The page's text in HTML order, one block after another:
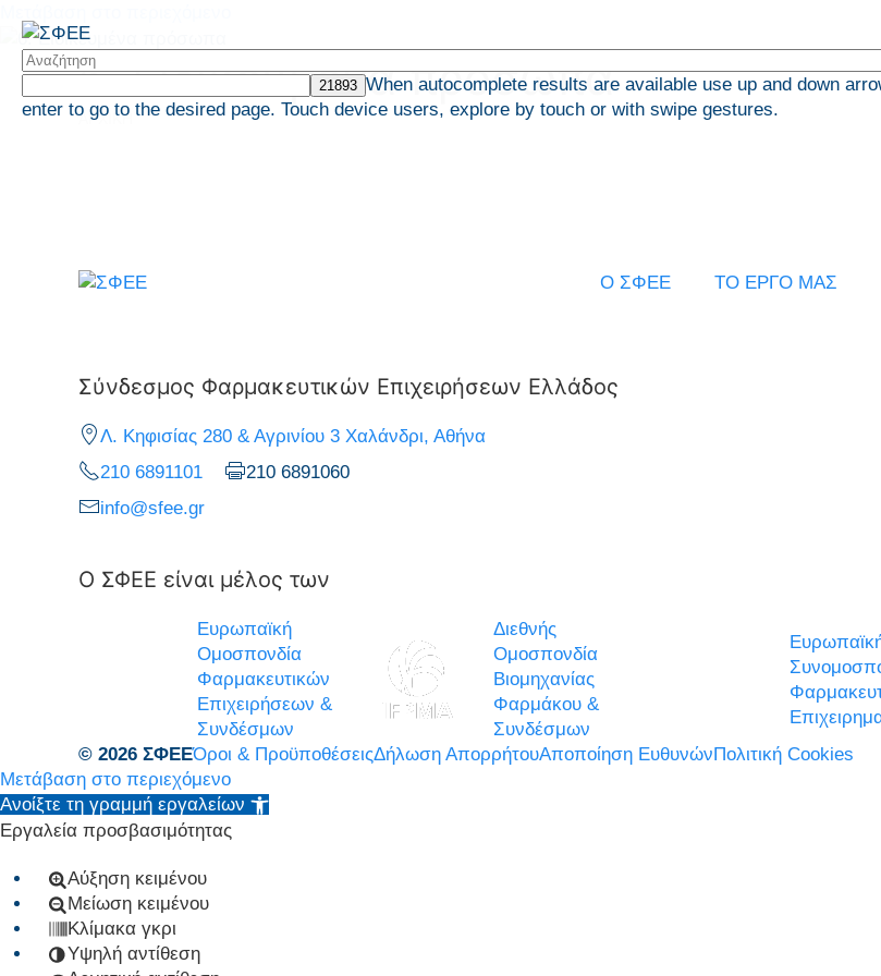
When autocomplete results are available use up and down
enter to go to the desired page. Touch device users, explore by touch or with swipe gestures.
6. Ειδικευμένα πρόσωπα
ΑΡΧΙΚΗ
Ο ΣΦΕΕ ΤΟ ΕΡΓΟ ΜΑΣ
Σύνδεσμος Φαρμακευτικών Επιχειρήσεων Ελλάδος
Λ. Κηφισίας 280 & Αγρινίου 3 Χαλάνδρι, Αθήνα
210 6891101
210 6891060
info@sfee.gr
Ο ΣΦΕΕ είναι μέλος των
Ευρωπαϊκή
Ομοσπονδία
Φαρμακευτικών
Επιχειρήσεων &
Συνδέσμων
Διεθνής
Ομοσπονδία
Βιομηχανίας
Φαρμάκου &
Συνδέσμων
© 2026 ΣΦΕΕΌροι & ΠροϋποθέσειςΔήλωση ΑπορρήτουΑποποίηση ΕυθυνώνΠολιτική Cookies
Μετάβαση στο περιεχόμενο
Ανοίξτε τη γραμμή εργαλείων
Εργαλεία προσβασιμότητας
Αύξηση κειμένου
Μείωση κειμένου
Κλίμακα γκρι
Υψηλή αντίθεση